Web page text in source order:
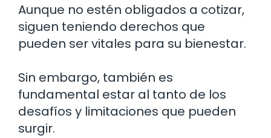
Aunque no estén obligados a cotizar,
siguen teniendo derechos que
pueden ser vitales para su bienestar.
Sin embargo, también es
fundamental estar al tanto de los
desafíos y limitaciones que pueden
surgir.